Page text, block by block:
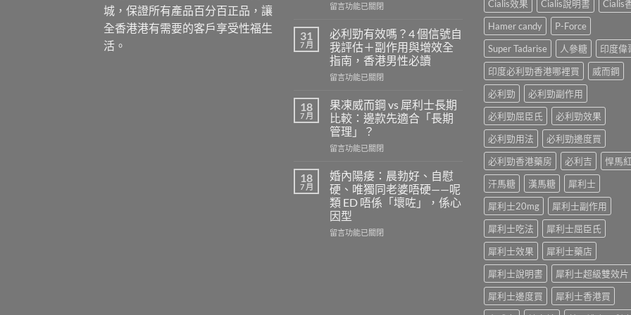
城，保證所有產品百分百正品，讓
全香港港有需要的客戶享受性福生
活。
在
威
壯
的
安
全
量
是
多
少？
完
指
南：
香
港
男
性
留言功能已關閉
31
7 月
必利勁有效嗎？4 個信號自
我評估＋副作用與增效全
指南，香港男性必讀
在
利
勁
有
效
嗎？
個
信
號
自
我
評
留言功能已關閉
18
7 月
果凍威而鋼 vs 犀利士長期
比較：邊款先適合「長期
管理」？
在
凍
威
而
鋼
vs
犀
留言功能已關閉
18
7 月
婚內陽痿：晨勃好、自慰
硬、唯獨同老婆唔硬——呢
類 ED 唔係「壞咗」，係心
因型
在
留言功能已關閉
Cialis效果
Cialis說明書
Cialis
Hamer candy
P-Force
Super Tadarise
人參糖
印度偉
印度必利勁香港哪裡買
威而鋼
必利勁
必利勁副作用
必利勁屈臣氏
必利勁效果
必利勁用法
必利勁邊度買
必利勁香港藥房
必利吉
悍馬
汗馬糖
漢馬糖
犀利士
犀利士20mg
犀利士副作用
犀利士吃法
犀利士屈臣氏
犀利士效果
犀利士藥店
犀利士說明書
犀利士超級雙效片
犀利士邊度買
犀利士香港買